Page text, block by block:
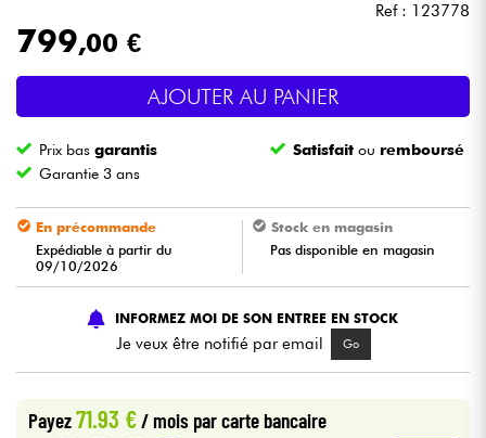
Eclairage
Batteries & Percu
Vents
Violons & Quatuor
Câbles & Access.
Ref : 123778
799,00 €
AJOUTER AU PANIER
Prix basgarantis Satisfait ou remboursé
Garantie 3 ans
En précommande
Expédiable à partir du
09/10/2026
Stock en magasin
Pas disponible en magasin
INFORMEZ MOI DE SON ENTREE EN STOCK
Je veux être notifié par email Go
Payez71.93 €/ mois par carte bancaire